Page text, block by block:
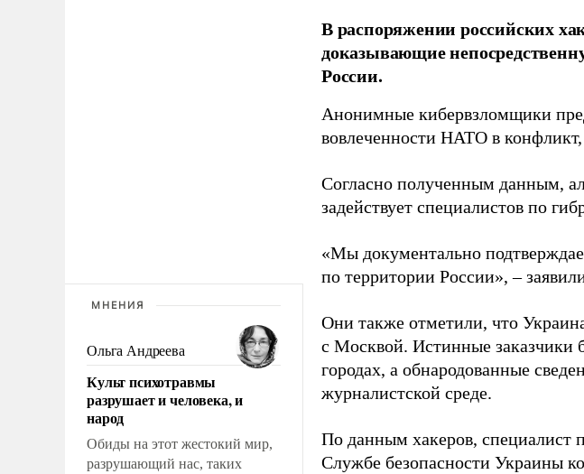
МНЕНИЯ
Ольга Андреева
Культ психотравмы
разрушает и человека, и
народ
Обиды на этот жестокий мир,
разрушающий нас, таких
В распоряжении российских
доказывающие
России.
Анонимные кибервзломщики
вовлеченности НАТО в конфликт,
Согласно полученным данным,
задействует специалистов по
«Мы документально
по территории России», –
Они также отметили, что
с Москвой. Истинные заказчики
городах, а обнародованные
журналистской среде.
По данным хакеров, специалист
Службе безопасности Украины